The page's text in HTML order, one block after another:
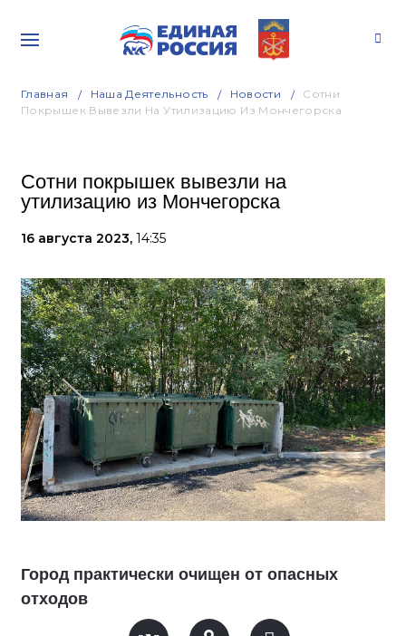
Главная Наша Деятельность Новости
Сотни
Покрышек Вывезли На Утилизацию Из Мончегорска
Сотни покрышек вывезли на
утилизацию из Мончегорска
16 августа 2023, 14:35
Город практически очищен от опасных
отходов